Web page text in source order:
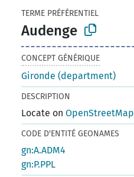
TERME PRÉFÉRENTIEL
Audenge
CONCEPT GÉNÉRIQUE
Gironde (department)
DESCRIPTION
Locate onOpenStreetMap
CODE D'ENTITÉ GEONAMES
gn:A.ADM4
gn:P.PPL